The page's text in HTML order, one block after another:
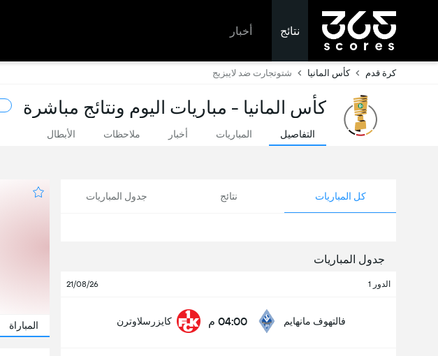
نتائج أخبار
كرة قدم كأس المانيا شتوتجارت ضد لايبزيج
كأس المانيا - مباريات اليوم ونتائج مباشرة
التفاصيل المباريات أخبار ملاحظات الأبطال
كل المباريات نتائج جدول المباريات
جدول المباريات
الدور 1 21/08/26
فالتهوف مانهايم 04:00 م كايزرسلاوترن المباراة